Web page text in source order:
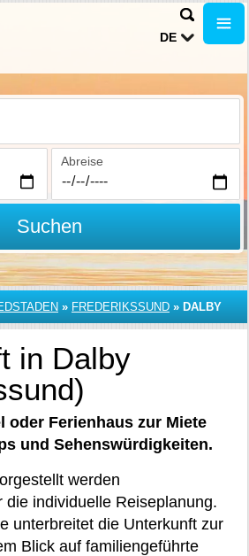
DE
Abreise
Suchen
» FREDERIKSSUND » DALBY
in Dalby
oder Ferienhaus zur Miete
und Sehenswürdigkeiten.
werden
die individuelle Reiseplanung.
unterbreitet die Unterkunft zur
Blick auf familiengeführte